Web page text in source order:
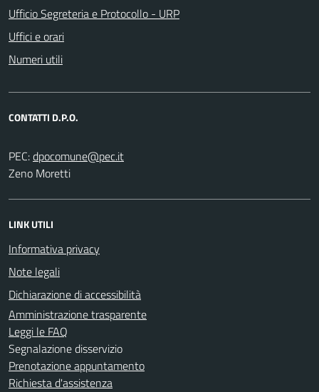
Ufficio Segreteria e Protocollo - URP
Uffici e orari
Numeri utili
CONTATTI D.P.O.
PEC:
Zeno Moretti
LINK UTILI
Informativa privacy
Note legali
Dichiarazione di accessibilità
Amministrazione trasparente
Leggi le FAQ
Segnalazione disservizio
Prenotazione appuntamento
Richiesta d'assistenza